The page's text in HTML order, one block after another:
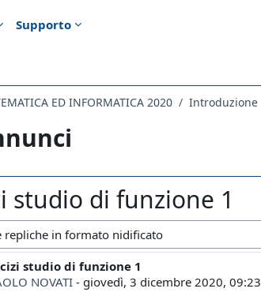
Supporto
ED INFORMATICA 2020 Introduzione
studio di funzione 1
studio di funzione 1
NOVATI- giovedì, 3 dicembre 2020, 09:23
di risposte: 0